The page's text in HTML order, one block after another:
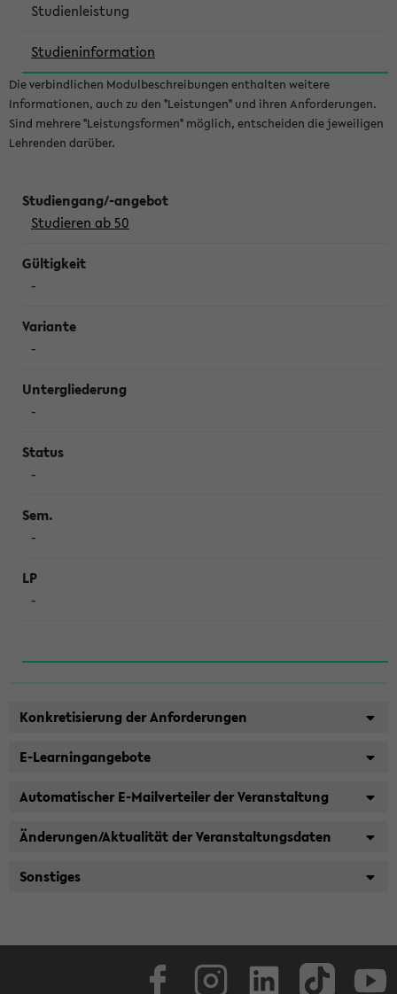
Studienleistung
Studieninformation
Die verbindlichen Modulbeschreibungen enthalten weitere
Informationen, auch zu den "Leistungen" und ihren Anforderungen.
Sind mehrere "Leistungsformen" möglich, entscheiden die jeweiligen
Lehrenden darüber.
Studieren ab 50
-
-
-
-
-
-
Konkretisierung der Anforderungen
E-Learningangebote
Automatischer E-Mailverteiler der Veranstaltung
Änderungen/Aktualität der Veranstaltungsdaten
Sonstiges